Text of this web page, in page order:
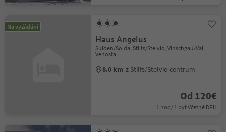
Na vyžádání
Haus Angelus
Sulden/Solda, Stilfs/Stelvio, Vinschgau/Val
Venosta
8.0 km z Stilfs/Stelvio centrum
Od 120€
1 noc / 1 byt Včetně DPH